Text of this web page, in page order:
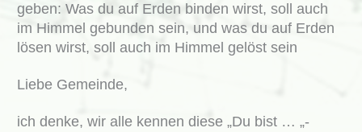
geben: Was du auf Erden binden wirst, soll auch
im Himmel gebunden sein, und was du auf Erden
lösen wirst, soll auch im Himmel gelöst sein
Liebe Gemeinde,
ich denke, wir alle kennen diese „Du bist … „-